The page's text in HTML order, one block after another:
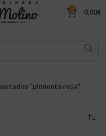
0 0,00€
“pimienta rosa”